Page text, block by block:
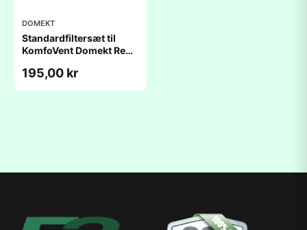
DOMEKT
Standardfiltersæt til
KomfoVent Domekt Rego
195,00 kr